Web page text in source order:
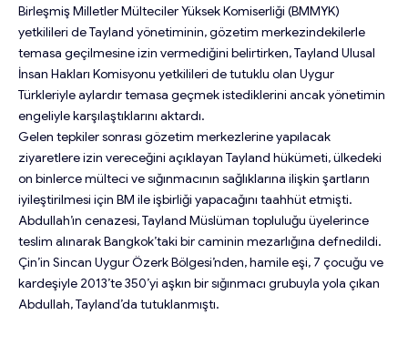
Birleşmiş Milletler Mülteciler Yüksek Komiserliği (BMMYK)
yetkilileri de Tayland yönetiminin, gözetim merkezindekilerle
temasa geçilmesine izin vermediğini belirtirken, Tayland Ulusal
İnsan Hakları Komisyonu yetkilileri de tutuklu olan Uygur
Türkleriyle aylardır temasa geçmek istediklerini ancak yönetimin
engeliyle karşılaştıklarını aktardı.
Gelen tepkiler sonrası gözetim merkezlerine yapılacak
ziyaretlere izin vereceğini açıklayan Tayland hükümeti, ülkedeki
on binlerce mülteci ve sığınmacının sağlıklarına ilişkin şartların
iyileştirilmesi için BM ile işbirliği yapacağını taahhüt etmişti.
Abdullah’ın cenazesi, Tayland Müslüman topluluğu üyelerince
teslim alınarak Bangkok’taki bir caminin mezarlığına defnedildi.
Çin’in Sincan Uygur Özerk Bölgesi’nden, hamile eşi, 7 çocuğu ve
kardeşiyle 2013’te 350’yi aşkın bir sığınmacı grubuyla yola çıkan
Abdullah, Tayland’da tutuklanmıştı.